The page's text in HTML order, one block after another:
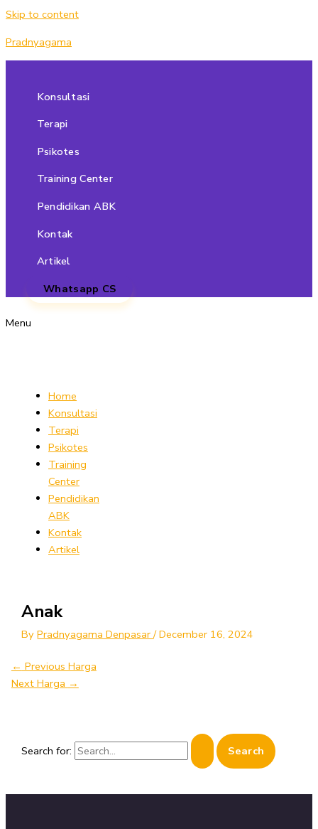
Skip to content
Pradnyagama
Konsultasi
Terapi
Psikotes
Training Center
Pendidikan ABK
Kontak
Artikel
Whatsapp CS
Menu
Home
Konsultasi
Terapi
Psikotes
Training
Center
Pendidikan
ABK
Kontak
Artikel
Anak
ByPradnyagama Denpasar/December 16, 2024
← Previous Harga
Next Harga →
Search for: